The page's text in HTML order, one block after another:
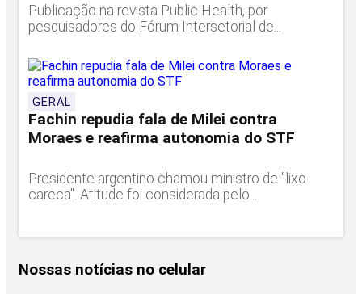
Publicação na revista Public Health, por
pesquisadores do Fórum Intersetorial de...
GERAL
Fachin repudia fala de Milei contra
Moraes e reafirma autonomia do STF
Presidente argentino chamou ministro de "lixo
careca". Atitude foi considerada pelo...
Nossas notícias no celular